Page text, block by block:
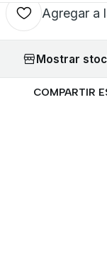
Agregar a
Mostrar
COMPARTIR